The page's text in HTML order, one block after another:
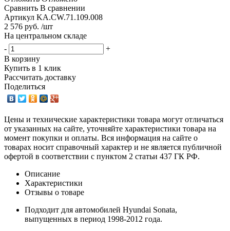
Сравнить В сравнении
Артикул KA.CW.71.109.008
2 576 руб. /шт
На центральном складе
-
+
В корзину
Купить в 1 клик
Рассчитать доставку
Поделиться
Цены и технические характеристики товара могут отличаться
от указанных на сайте, уточняйте характеристики товара на
момент покупки и оплаты. Вся информация на сайте о
товарах носит справочный характер и не является публичной
офертой в соответствии с пунктом 2 статьи 437 ГК РФ.
Описание
Характеристики
Отзывы о товаре
Подходит для автомобилей Hyundai Sonata,
выпущенных в период 1998-2012 года.